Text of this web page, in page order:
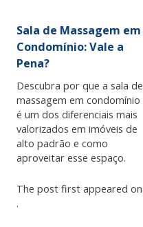
Sala de Massagem em
Condomínio: Vale a
Pena?
Descubra por que a sala de
massagem em condomínio
é um dos diferenciais mais
valorizados em imóveis de
alto padrão e como
aproveitar esse espaço.
The post first appeared on
.